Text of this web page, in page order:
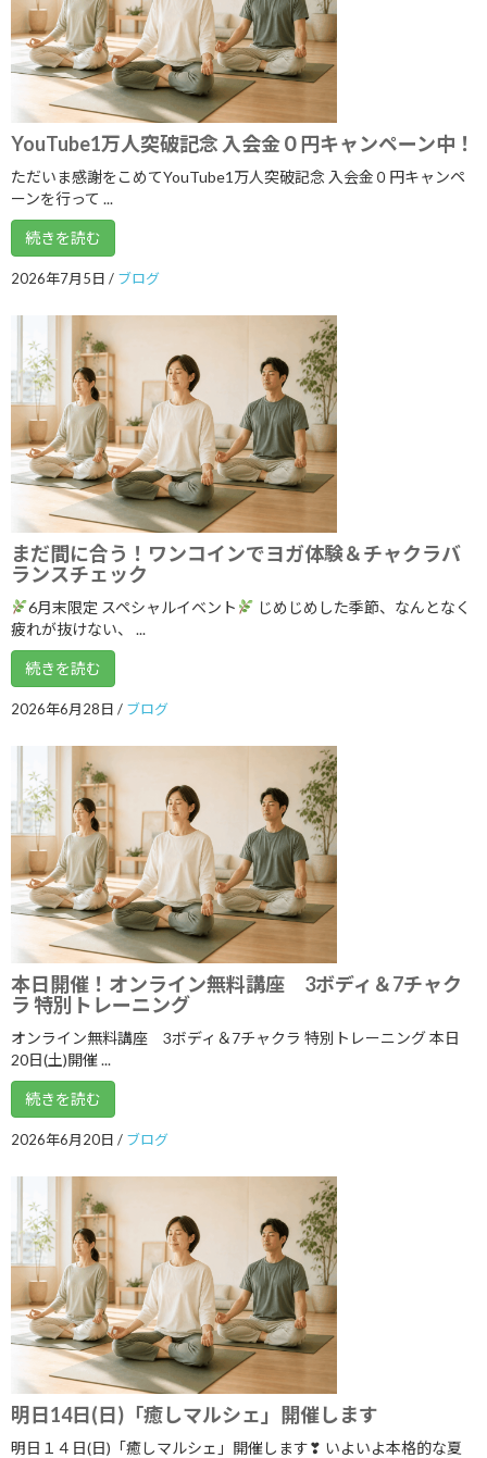
2023年6月
2023年5月
2023年4月
2023年3月
2023年2月
2022年10月
2022年9月
2022年8月
2022年7月
2022年6月
2022年4月
2022年3月
2022年2月
2021年11月
2021年10月
2021年9月
2021年8月
2021年7月
2021年6月
2021年5月
2021年4月
2021年3月
2021年2月
2020年12月
2020年11月
2020年10月
2020年9月
2020年8月
2020年7月
2020年6月
YouTube1万人突破記念 入会金０円キャンペーン中！
ただいま感謝をこめてYouTube1万人突破記念 入会金０円キャンペ
ーンを行って ...
続きを読む
2026年7月5日 / ブログ
まだ間に合う！ワンコインでヨガ体験＆チャクラバ
ランスチェック
6月末限定 スペシャルイベント
じめじめした季節、なんとなく
疲れが抜けない、 ...
続きを読む
2026年6月28日 / ブログ
本日開催！オンライン無料講座 3ボディ＆7チャク
ラ 特別トレーニング
オンライン無料講座 3ボディ＆7チャクラ 特別トレーニング 本日
20日(土)開催 ...
続きを読む
2026年6月20日 / ブログ
明日14日(日)「癒しマルシェ」開催します
明日１４日(日)「癒しマルシェ」開催します❣ いよいよ本格的な夏